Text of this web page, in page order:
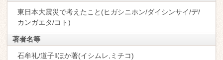
東日本大震災で考えたこと(ヒガシニホン/ダイシンサイ/デ/
カンガエタ/コト)
著者名等
石牟礼/道子‖ほか著(イシムレ,ミチコ)